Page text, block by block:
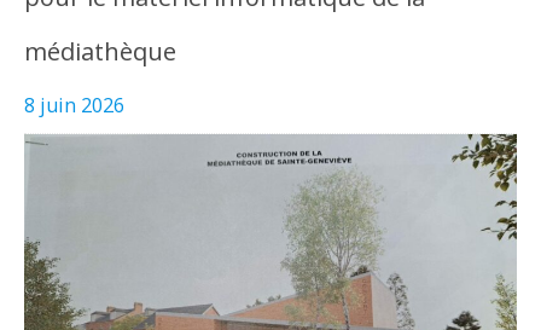
médiathèque
8 juin 2026